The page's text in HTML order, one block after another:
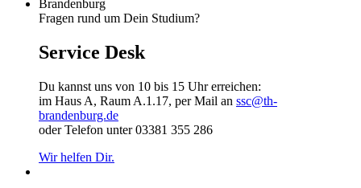
Fragen rund um Dein Studium?
Service Desk
Du kannst uns von 10 bis 15 Uhr erreichen:
im Haus A, Raum A.1.17, per Mail an ssc@th-
brandenburg.de
oder Telefon unter 03381 355 286
Wir helfen Dir.